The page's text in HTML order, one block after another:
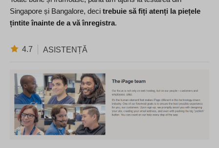
Singapore și Bangalore, deci trebuie să fiți atenți la piețele
țintite înainte de a vă înregistra.
4.7 ASISTENȚĂ